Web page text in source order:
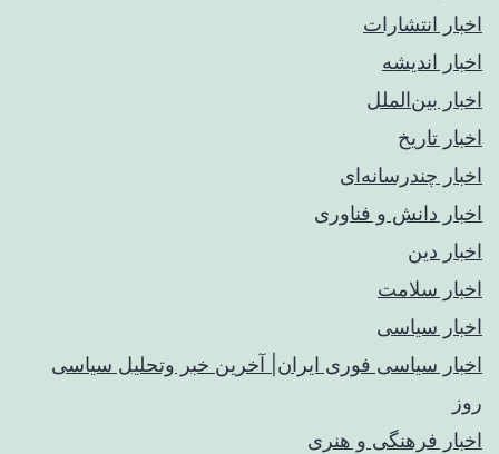
اخبار انتشارات
اخبار اندیشه
اخبار بین‌الملل
اخبار تاریخ
اخبار چندرسانه‌ای
اخبار دانش و فناوری
اخبار دین
اخبار سلامت
اخبار سیاسی
اخبار سیاسی فوری ایران| آخرین خبر وتحلیل سیاسی
روز
اخبار فرهنگی و هنری